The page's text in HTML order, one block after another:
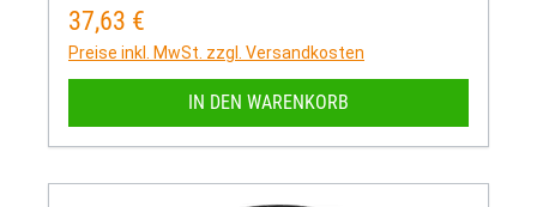
Regulärer Preis:
37,63 €
Preise inkl. MwSt. zzgl. Versandkosten
IN DEN WARENKORB